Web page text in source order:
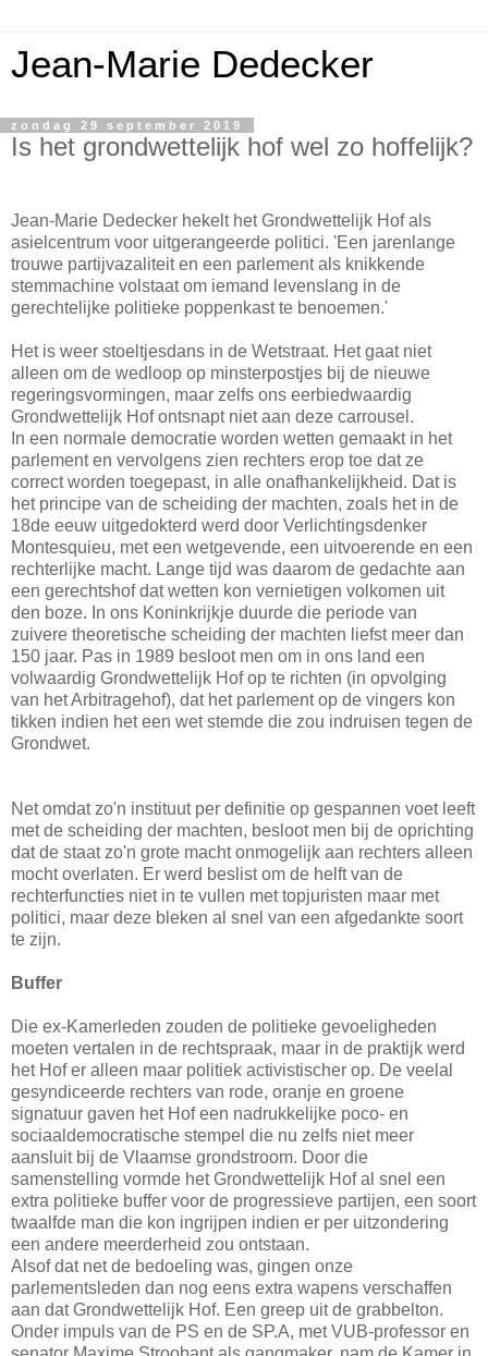
Jean-Marie Dedecker
zondag 29 september 2019
Is het grondwettelijk hof wel zo hoffelijk?
Jean-Marie Dedecker hekelt het Grondwettelijk Hof als
asielcentrum voor uitgerangeerde politici. 'Een jarenlange
trouwe partijvazaliteit en een parlement als knikkende
stemmachine volstaat om iemand levenslang in de
gerechtelijke politieke poppenkast te benoemen.'
Het is weer stoeltjesdans in de Wetstraat. Het gaat niet
alleen om de wedloop op minsterpostjes bij de nieuwe
regeringsvormingen, maar zelfs ons eerbiedwaardig
Grondwettelijk Hof ontsnapt niet aan deze carrousel.
In een normale democratie worden wetten gemaakt in het
parlement en vervolgens zien rechters erop toe dat ze
correct worden toegepast, in alle onafhankelijkheid. Dat is
het principe van de scheiding der machten, zoals het in de
18de eeuw uitgedokterd werd door Verlichtingsdenker
Montesquieu, met een wetgevende, een uitvoerende en een
rechterlijke macht. Lange tijd was daarom de gedachte aan
een gerechtshof dat wetten kon vernietigen volkomen uit
den boze. In ons Koninkrijkje duurde die periode van
zuivere theoretische scheiding der machten liefst meer dan
150 jaar. Pas in 1989 besloot men om in ons land een
volwaardig Grondwettelijk Hof op te richten (in opvolging
van het Arbitragehof), dat het parlement op de vingers kon
tikken indien het een wet stemde die zou indruisen tegen de
Grondwet.
Net omdat zo'n instituut per definitie op gespannen voet leeft
met de scheiding der machten, besloot men bij de oprichting
dat de staat zo'n grote macht onmogelijk aan rechters alleen
mocht overlaten. Er werd beslist om de helft van de
rechterfuncties niet in te vullen met topjuristen maar met
politici, maar deze bleken al snel van een afgedankte soort
te zijn.
Buffer
Die ex-Kamerleden zouden de politieke gevoeligheden
moeten vertalen in de rechtspraak, maar in de praktijk werd
het Hof er alleen maar politiek activistischer op. De veelal
gesyndiceerde rechters van rode, oranje en groene
signatuur gaven het Hof een nadrukkelijke poco- en
sociaaldemocratische stempel die nu zelfs niet meer
aansluit bij de Vlaamse grondstroom. Door die
samenstelling vormde het Grondwettelijk Hof al snel een
extra politieke buffer voor de progressieve partijen, een soort
twaalfde man die kon ingrijpen indien er per uitzondering
een andere meerderheid zou ontstaan.
Alsof dat net de bedoeling was, gingen onze
parlementsleden dan nog eens extra wapens verschaffen
aan dat Grondwettelijk Hof. Een greep uit de grabbelton.
Onder impuls van de PS en de SP.A, met VUB-professor en